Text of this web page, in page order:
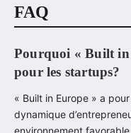
FAQ
Pourquoi « Built
pour les startups?
« Built in Europe » a
dynamique